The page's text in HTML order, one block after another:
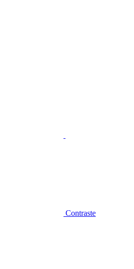
Contraste